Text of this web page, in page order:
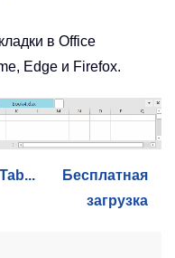
в Office
Edge и Firefox.
Бесплатная
загрузка